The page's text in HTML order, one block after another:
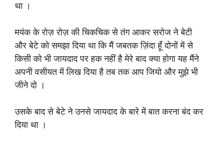
था ।
मयंक के रोज़ रोज़ की चिकचिक से तंग आकर सरोज ने बेटी
और बेटे को समझा दिया था कि मैं जबतक ज़िंदा हूँ दोनों में से
किसी को भी जायदाद पर हक नहीं है मेरे बाद क्या होगा यह मैंने
अपनी वसीयत में लिख दिया है तब तक आप जियो और मुझे भी
जीने दो ।
उसके बाद से बेटे ने उनसे जायदाद के बारे में बात करना बंद कर
दिया था ।